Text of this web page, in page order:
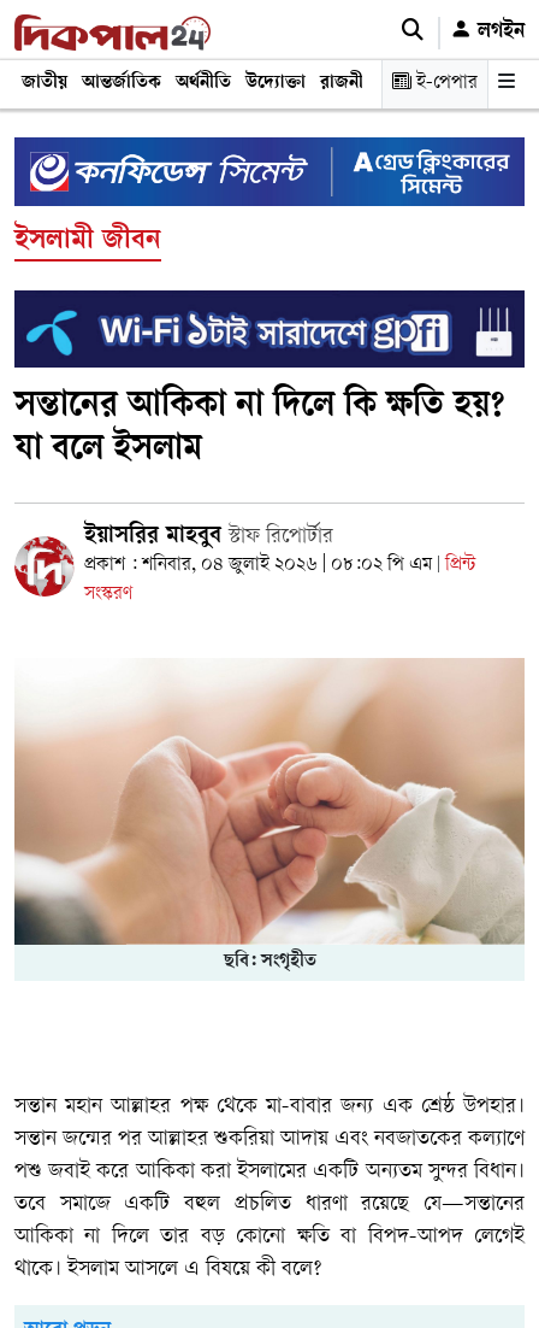
লগইন
জাতীয় আন্তর্জাতিক অর্থনীতি উদ্যোক্তা রাজনীতি শিক্ষা স্বাস্থ্য ও
ই-পেপার
ইসলামী জীবন
সন্তানের আকিকা না দিলে কি ক্ষতি হয়?
যা বলে ইসলাম
ইয়াসরির মাহবুবস্টাফ রিপোর্টার
প্রকাশ : শনিবার, ০৪ জুলাই ২০২৬ | ০৮:০২ পি এম
প্রিন্ট
সংস্করণ
ছবি: সংগৃহীত
সন্তান মহান আল্লাহর পক্ষ থেকে মা-বাবার জন্য এক শ্রেষ্ঠ উপহার।
সন্তান জন্মের পর আল্লাহর শুকরিয়া আদায় এবং নবজাতকের কল্যাণে
পশু জবাই করে আকিকা করা ইসলামের একটি অন্যতম সুন্দর বিধান।
তবে সমাজে একটি বহুল প্রচলিত ধারণা রয়েছে যে—সন্তানের
আকিকা না দিলে তার বড় কোনো ক্ষতি বা বিপদ-আপদ লেগেই
থাকে। ইসলাম আসলে এ বিষয়ে কী বলে?